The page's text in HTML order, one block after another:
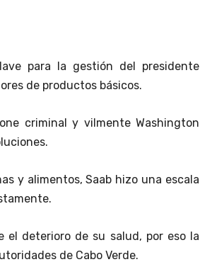
para la gestión del presidente
de productos básicos.
criminal y vilmente Washington
y alimentos, Saab hizo una escala
el deterioro de su salud, por eso la
de Cabo Verde.